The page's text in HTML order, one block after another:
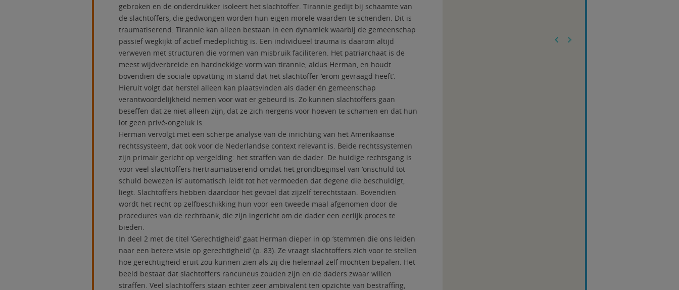
gebroken en de onderdrukker isoleert het slachtoffer. Tirannie gedijt bij schaamte van
de slachtoffers, die gedwongen worden hun eigen morele waarden te schenden. Dit is
traumatiserend. Tirannie kan alleen bestaan in een dynamiek waarbij de gemeenschap
passief wegkijkt of actief medeplichtig is. Een individueel trauma is daarom altijd
verweven met structuren die vormen van misbruik faciliteren. Het patriarchaat is de
meest wijdverbreide en hardnekkige vorm van tirannie, aldus Herman, en houdt
bovendien de sociale opvatting in stand dat het slachtoffer ‘erom gevraagd heeft’.
Hieruit volgt dat herstel alleen kan plaatsvinden als dader én gemeenschap
verantwoordelijkheid nemen voor wat er gebeurd is. Zo kunnen slachtoffers gaan
beseffen dat ze niet alleen zijn, dat ze zich nergens voor hoeven te schamen en dat hun
lot geen privé-ongeluk is.
Herman vervolgt met een scherpe analyse van de inrichting van het Amerikaanse
rechtssysteem, dat ook voor de Nederlandse context relevant is. Beide rechtssystemen
zijn primair gericht op vergelding: het straffen van de dader. De huidige rechtsgang is
voor veel slachtoffers hertraumatiserend omdat het grondbeginsel van ‘onschuld tot
schuld bewezen is’ automatisch leidt tot het vermoeden dat degene die beschuldigt,
liegt. Slachtoffers hebben daardoor het gevoel dat zijzelf terechtstaan. Bovendien
wordt het recht op zelfbeschikking hun voor een tweede maal afgenomen door de
procedures van de rechtbank, die zijn ingericht om de dader een eerlijk proces te
bieden.
In deel 2 met de titel ‘Gerechtigheid’ gaat Herman dieper in op ‘stemmen die ons leiden
naar een betere visie op gerechtigheid’ (p. 83). Ze vraagt slachtoffers zich voor te stellen
hoe gerechtigheid eruit zou kunnen zien als zij die helemaal zelf mochten bepalen. Het
beeld bestaat dat slachtoffers rancuneus zouden zijn en de daders zwaar willen
straffen. Veel slachtoffers staan echter zeer ambivalent ten opzichte van bestraffing,